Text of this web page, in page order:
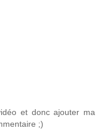
et donc ajouter ma
;)